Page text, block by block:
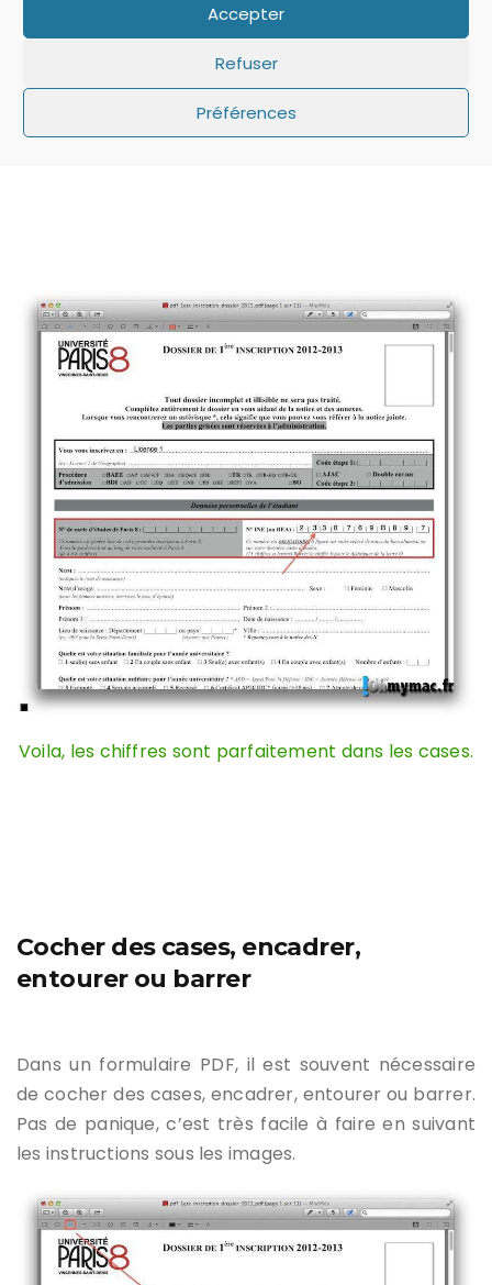
Accepter
Refuser
Préférences
des cases avec l’outil de texte, ensuite il vous suffit
de rentrer les chiffres au clavier. Pour que les
chiffres soient bien alignés sur les cases, il est
parfois nécessaire d’ajouter des espaces au clavier
directement avec la touche espace.
Voila, les chiffres sont parfaitement dans les cases.
Cocher des cases, encadrer,
entourer ou barrer
Dans un formulaire PDF, il est souvent nécessaire
de cocher des cases, encadrer, entourer ou barrer.
Pas de panique, c’est très facile à faire en suivant
les instructions sous les images.